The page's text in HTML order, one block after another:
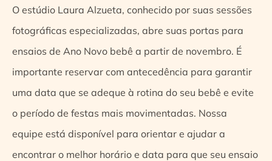
O estúdio Laura Alzueta, conhecido por suas sessões
fotográficas especializadas, abre suas portas para
ensaios de Ano Novo bebê a partir de novembro. É
importante reservar com antecedência para garantir
uma data que se adeque à rotina do seu bebê e evite
o período de festas mais movimentadas. Nossa
equipe está disponível para orientar e ajudar a
encontrar o melhor horário e data para que seu ensaio